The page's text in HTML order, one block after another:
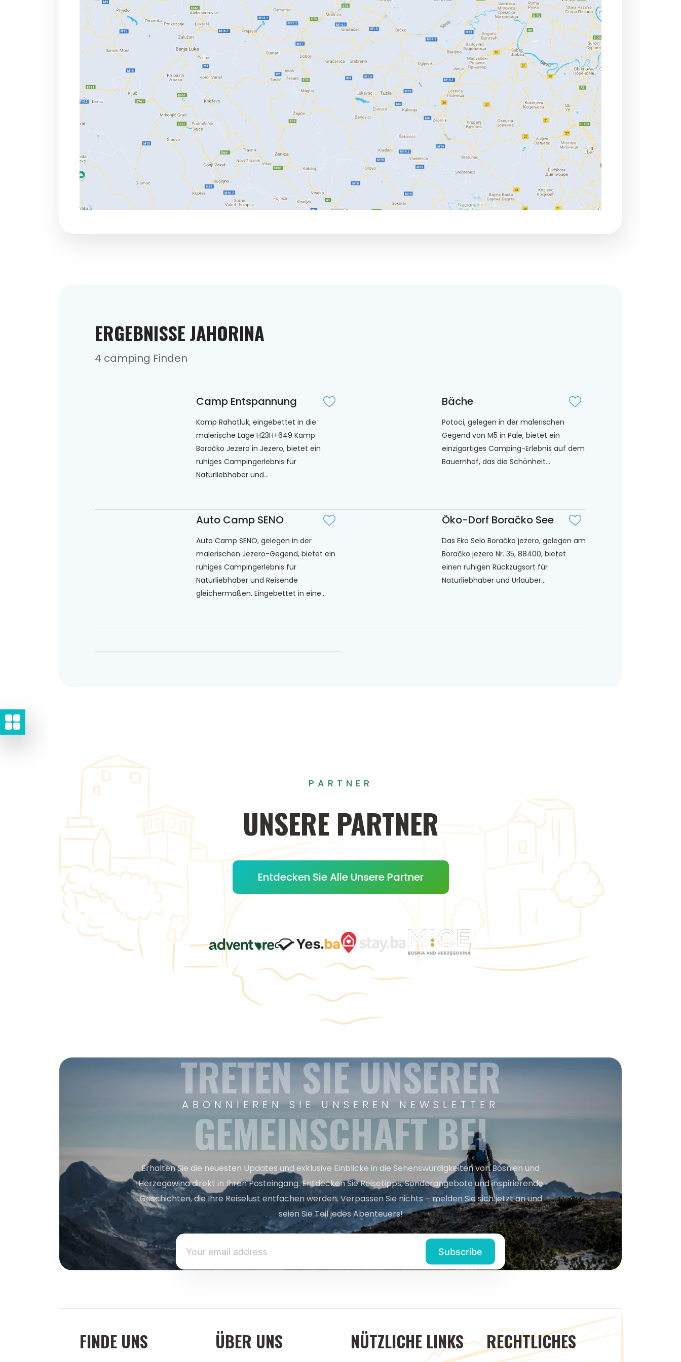
ERGEBNISSE JAHORINA
4 camping Finden
Camp Entspannung
Kamp Rahatluk, eingebettet in die
malerische Lage H23H+649 Kamp
Boračko Jezero in Jezero, bietet ein
ruhiges Campingerlebnis für
Naturliebhaber und...
Bäche
Potoci, gelegen in der malerischen
Gegend von M5 in Pale, bietet ein
einzigartiges Camping-Erlebnis auf dem
Bauernhof, das die Schönheit...
Auto Camp SENO
Auto Camp SENO, gelegen in der
malerischen Jezero-Gegend, bietet ein
ruhiges Campingerlebnis für
Naturliebhaber und Reisende
gleichermaßen. Eingebettet in eine...
Öko-Dorf Boračko See
Das Eko Selo Boračko jezero, gelegen am
Boračko jezero Nr. 35, 88400, bietet
einen ruhigen Rückzugsort für
Naturliebhaber und Urlauber...
PARTNER
UNSERE PARTNER
Entdecken Sie Alle Unsere Partner
ABONNIEREN SIE UNSEREN NEWSLETTER
TRETEN SIE UNSERER
GEMEINSCHAFT BEI
Erhalten Sie die neuesten Updates und exklusive Einblicke in die Sehenswürdigkeiten von Bosnien und
Herzegowina direkt in Ihren Posteingang. Entdecken Sie Reisetipps, Sonderangebote und inspirierende
Geschichten, die Ihre Reiselust entfachen werden. Verpassen Sie nichts – melden Sie sich jetzt an und
seien Sie Teil jedes Abenteuers!
FINDE UNS ÜBER UNS NÜTZLICHE LINKS RECHTLICHES